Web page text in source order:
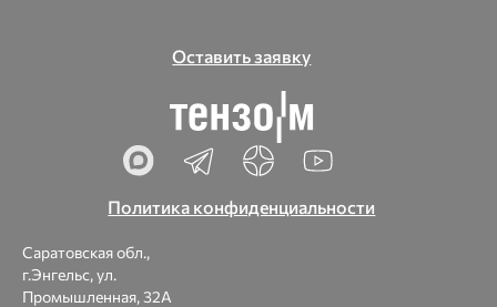
Оставить заявку
Политика конфиденциальности
Саратовская обл.,
г.Энгельс, ул.
Промышленная, 32А